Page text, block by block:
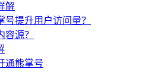
解
提升用户访问量？
源？
通熊掌号